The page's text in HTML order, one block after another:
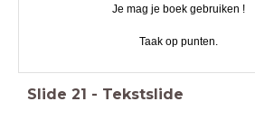
Je mag je boek gebruiken !
Taak op punten.
Slide 21 - Tekstslide